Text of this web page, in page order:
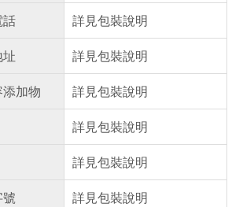
話
詳見包裝說明
詳見包裝說明
加物
詳見包裝說明
詳見包裝說明
詳見包裝說明
號
詳見包裝說明